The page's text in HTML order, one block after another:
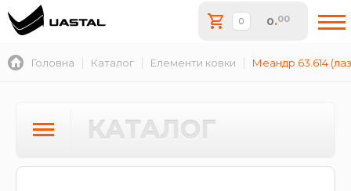
0.00
Головна Каталог Елементи ковки Меандр 63.614
КАТАЛОГ